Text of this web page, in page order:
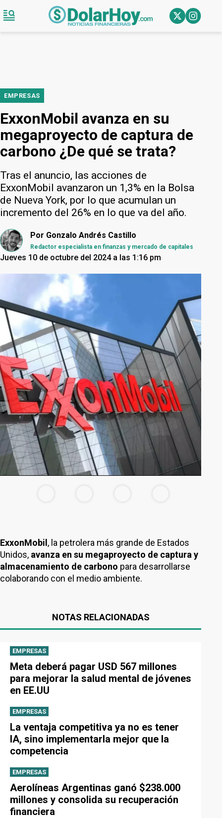
EMPRESAS
ExxonMobil avanza en su
megaproyecto de captura de
carbono ¿De qué se trata?
Tras el anuncio, las acciones de
ExxonMobil avanzaron un 1,3% en la Bolsa
de Nueva York, por lo que acumulan un
incremento del 26% en lo que va del año.
Por Gonzalo Andrés Castillo
Redactor especialista en finanzas y mercado de capitales
Jueves 10 de octubre del 2024 a las 1:16 pm
ExxonMobil , la petrolera más grande de Estados
Unidos, avanza en su megaproyecto de captura y
almacenamiento de carbono para desarrollarse
colaborando con el medio ambiente.
NOTAS RELACIONADAS
EMPRESAS
Meta deberá pagar USD 567 millones
para mejorar la salud mental de jóvenes
en EE.UU
EMPRESAS
La ventaja competitiva ya no es tener
IA, sino implementarla mejor que la
competencia
EMPRESAS
Aerolíneas Argentinas ganó $238.000
millones y consolida su recuperación
financiera